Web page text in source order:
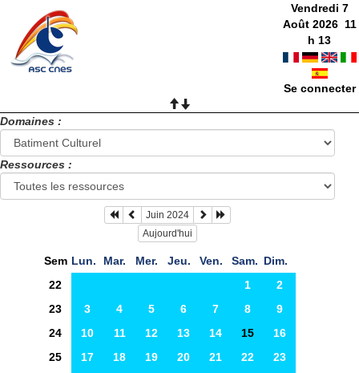
Vendredi 7
Août 2026 11
h 13
Se connecter
Domaines :
Ressources :
Juin 2024
Aujourd'hui
Sem Lun. Mar. Mer. Jeu. Ven. Sam. Dim.
22
1
2
23
3 4 5 6 7 8
9
24
10 11 12 13 14 15
16
25
17 18 19 20 21 22
23